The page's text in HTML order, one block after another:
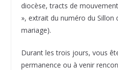
diocèse, tracts de
», extrait du numéro du Sillon
mariage).
Durant les trois jours, vous
permanence ou à venir